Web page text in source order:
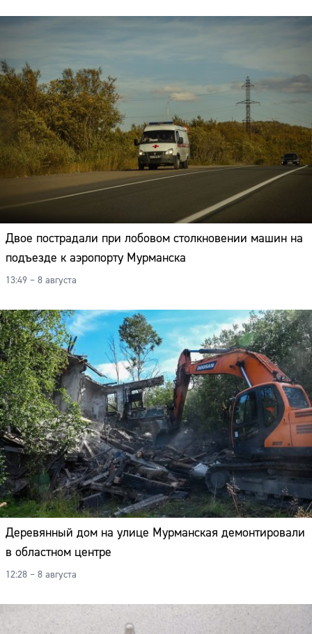
Двое пострадали при лобовом столкновении машин на
подъезде к аэропорту Мурманска
13:49 – 8 августа
Деревянный дом на улице Мурманская демонтировали
в областном центре
12:28 – 8 августа